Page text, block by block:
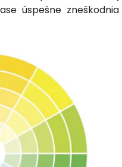
úspešne zneškodnia